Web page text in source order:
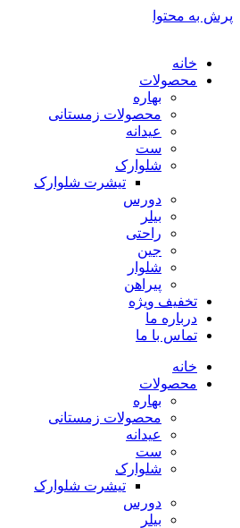
پرش به محتوا
خانه
محصولات
بهاره
محصولات زمستانی
عیدانه
ست
شلوارک
تیشرت شلوارک
دورس
بیلر
راحتی
جین
شلوار
پیراهن
تخفیف ویژه
درباره ما
تماس با ما
خانه
محصولات
بهاره
محصولات زمستانی
عیدانه
ست
شلوارک
تیشرت شلوارک
دورس
بیلر